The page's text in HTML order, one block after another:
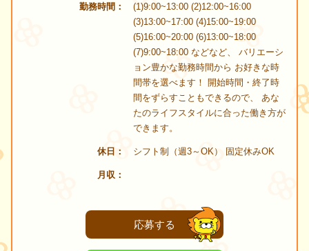
勤務時間
(1)9:00~13:00 (2)12:00~16:00
(3)13:00~17:00 (4)15:00~19:00
(5)16:00~20:00 (6)13:00~18:00
(7)9:00~18:00 などなど、 バリエーシ
ョン豊かな勤務時間から お好きな時
間帯を選べます！ 開始時間・終了時
間をずらすこともできるので、 あな
たのライフスタイルに合った働き方が
できます。
休日 シフト制（週3～OK） 固定休みOK
月収
応募する